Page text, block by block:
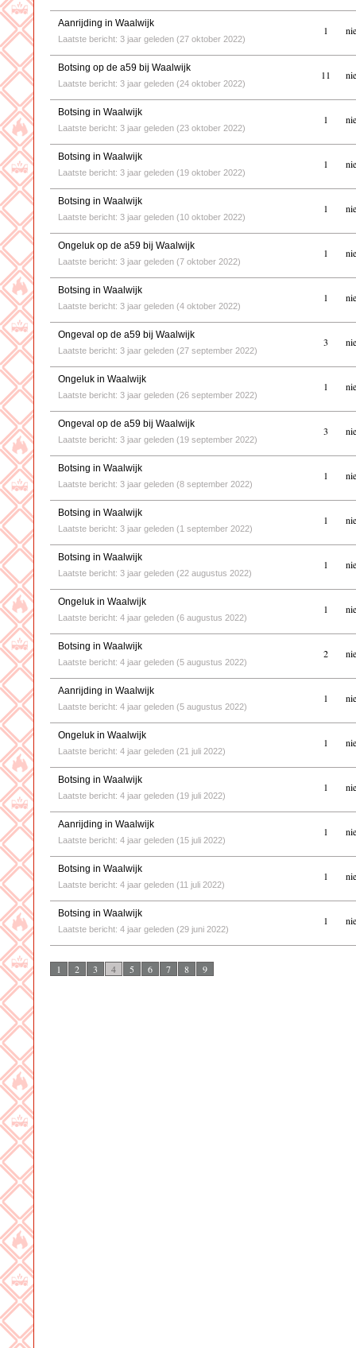
Aanrijding in Waalwijk
Laatste bericht: 3 jaar geleden (27 oktober 2022)
1
Botsing op de a59 bij Waalwijk
Laatste bericht: 3 jaar geleden (24 oktober 2022)
11
Botsing in Waalwijk
Laatste bericht: 3 jaar geleden (23 oktober 2022)
1
Botsing in Waalwijk
Laatste bericht: 3 jaar geleden (19 oktober 2022)
1
Botsing in Waalwijk
Laatste bericht: 3 jaar geleden (10 oktober 2022)
1
Ongeluk op de a59 bij Waalwijk
Laatste bericht: 3 jaar geleden (7 oktober 2022)
1
Botsing in Waalwijk
Laatste bericht: 3 jaar geleden (4 oktober 2022)
1
Ongeval op de a59 bij Waalwijk
Laatste bericht: 3 jaar geleden (27 september 2022)
3
Ongeluk in Waalwijk
Laatste bericht: 3 jaar geleden (26 september 2022)
1
Ongeval op de a59 bij Waalwijk
Laatste bericht: 3 jaar geleden (19 september 2022)
3
Botsing in Waalwijk
Laatste bericht: 3 jaar geleden (8 september 2022)
1
Botsing in Waalwijk
Laatste bericht: 3 jaar geleden (1 september 2022)
1
Botsing in Waalwijk
Laatste bericht: 3 jaar geleden (22 augustus 2022)
1
Ongeluk in Waalwijk
Laatste bericht: 4 jaar geleden (6 augustus 2022)
1
Botsing in Waalwijk
Laatste bericht: 4 jaar geleden (5 augustus 2022)
2
Aanrijding in Waalwijk
Laatste bericht: 4 jaar geleden (5 augustus 2022)
1
Ongeluk in Waalwijk
Laatste bericht: 4 jaar geleden (21 juli 2022)
1
Botsing in Waalwijk
Laatste bericht: 4 jaar geleden (19 juli 2022)
1
Aanrijding in Waalwijk
Laatste bericht: 4 jaar geleden (15 juli 2022)
1
Botsing in Waalwijk
Laatste bericht: 4 jaar geleden (11 juli 2022)
1
Botsing in Waalwijk
Laatste bericht: 4 jaar geleden (29 juni 2022)
1
1 2 3 4 5 6 7 8 9